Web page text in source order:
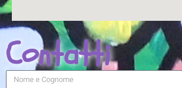
Contatti